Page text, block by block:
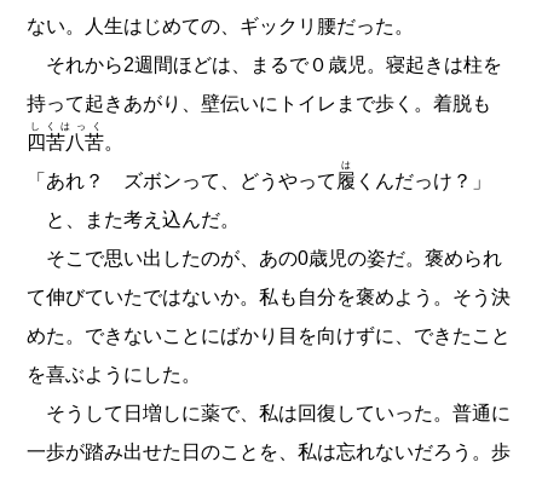
ない。人生はじめての、ギックリ腰だった。
それから2週間ほどは、まるで０歳児。寝起きは柱を
持って起きあがり、壁伝いにトイレまで歩く。着脱も
四苦八苦
しくはっく
。
「あれ？ ズボンって、どうやって 履
は
くんだっけ？」
と、また考え込んだ。
そこで思い出したのが、あの0歳児の姿だ。褒められ
て伸びていたではないか。私も自分を褒めよう。そう決
めた。できないことにばかり目を向けずに、できたこと
を喜ぶようにした。
そうして日増しに薬で、私は回復していった。普通に
一歩が踏み出せた日のことを、私は忘れないだろう。歩